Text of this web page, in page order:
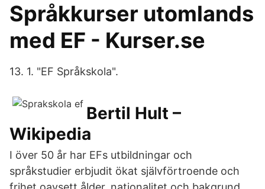
Språkkurser utomlands
med EF - Kurser.se
13. 1. "EF Språkskola".
Bertil Hult –
Wikipedia
I över 50 år har EFs utbildningar och
språkstudier erbjudit ökat självförtroende och